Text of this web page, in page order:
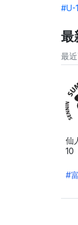
#U-
最
最
仙
10
#